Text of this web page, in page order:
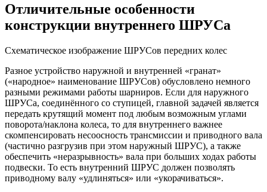
Отличительные особенности
конструкции внутреннего ШРУСа
Схематическое изображение ШРУСов передних колес
Разное устройство наружной и внутренней «гранат»
(«народное» наименование ШРУСов) обусловлено немного
разными режимами работы шарниров. Если для наружного
ШРУСа, соединённого со ступицей, главной задачей является
передать крутящий момент под любым возможным углами
поворота/наклона колеса, то для внутреннего важнее
скомпенсировать несоосность трансмиссии и приводного вала
(частично разгрузив при этом наружный ШРУС), а также
обеспечить «неразрывность» вала при больших ходах работы
подвески. То есть внутренний ШРУС должен позволять
приводному валу «удлиняться» или «укорачиваться».